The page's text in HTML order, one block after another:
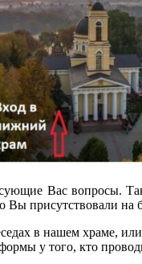
Вас вопросы.
Вы присутствовали на
в нашем храме,
у того, кто